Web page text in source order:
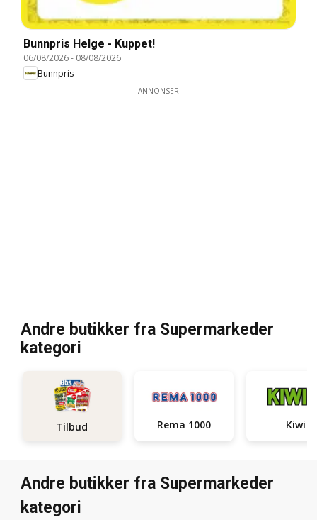
Bunnpris Helge - Kuppet!
06/08/2026- 08/08/2026
Bunnpris
ANNONSER
Andre butikker fra Supermarkeder
kategori
Tilbud Rema 1000 Kiwi
Andre butikker fra Supermarkeder
kategori